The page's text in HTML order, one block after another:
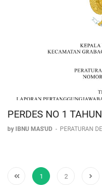
PERDES NO 1
by IBNU MAS'UD - PERATURAN
1 2